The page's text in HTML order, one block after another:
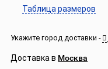
Таблица размеров
Укажите город доставки -
Доставка в Москва